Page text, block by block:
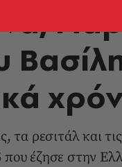
τα ρεσιτάλ και
που έζησε στην